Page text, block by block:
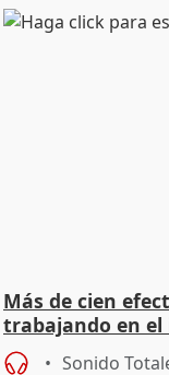
Más de cien
trabajando en el
Sonido